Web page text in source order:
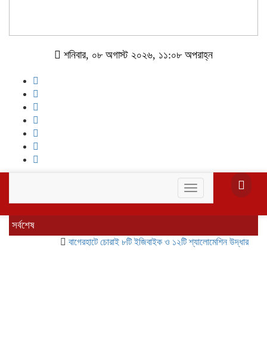
শনিবার, ০৮ অগাস্ট ২০২৬, ১১:০৮ অপরাহ্ন
Toggle
navigation
সর্বশেষ
বাগেরহাটে চোরাই ৮টি ইজিবাইক ও ১২টি শ্যালোমেশিন উদ্ধার, গ্রেপ্তার ৪